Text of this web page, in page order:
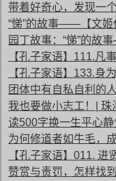
带着好奇心，发现一
“悌”的故事——【文姬
园丁故事：“悌”的故
【孔子家语】111.凡
【孔子家语】133.身
团体中有自私自利的
我也要做小志工！|
读500字换一生平心静
为何修道者如牛毛，
【孔子家语】011. 进
赞赏与责罚，怎样找